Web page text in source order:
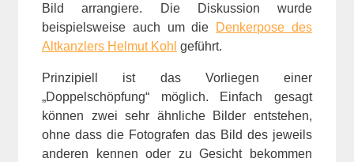
Bild arrangiere. Die Diskussion wurde
beispielsweise auch um die
Denkerpose des
Altkanzlers Helmut Kohl geführt.
Prinzipiell ist das Vorliegen einer
„Doppelschöpfung“ möglich. Einfach gesagt
können zwei sehr ähnliche Bilder entstehen,
ohne dass die Fotografen das Bild des jeweils
anderen kennen oder zu Gesicht bekommen